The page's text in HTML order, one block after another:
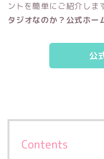
ントを簡単にご紹介しま
タジオなのか？公式ホー
公
Contents